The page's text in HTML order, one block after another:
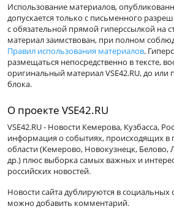
Использование материалов,
допускается только с письменного
с обязательной прямой гиперссылкой на
материал заимствован, при полном
Правил использования материалов.
размещаться непосредственно в тексте,
оригинальный материал VSE42.RU, до или
блока.
О проекте VSE42.RU
VSE42.RU - Новости Кемерова, Кузбасса,
информация о событиях, происходящих в
области (Кемерово, Новокузнецк, Белово,
др.) плюс выборка самых важных и
российских новостей.
Новости сайта дублируются в социальных
можно добавить комментарий.